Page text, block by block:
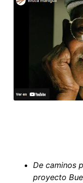
De caminos
proyecto